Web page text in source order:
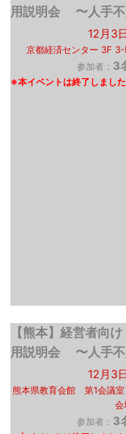
用説明会 〜人手不
12月3
京都経済センター 3F 3-
参加者： 3
【熊本】経営者向
用説明会 〜人手不
12月3
熊本県教育会館 第1会議
会
参加者： 3